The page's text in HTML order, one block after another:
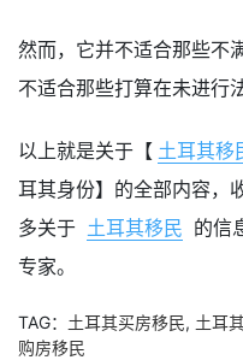
然而，它并不适合那些不
不适合那些打算在未进行
以上就是关于【 土耳其移
耳其身份】的全部内容，
多关于 土耳其移民 的信
专家。
TAG： 土耳其买房移民, 土耳
购房移民